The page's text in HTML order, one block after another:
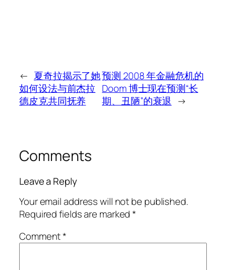
← 夏奇拉揭示了她
如何设法与前杰拉
德皮克共同抚养
预测 2008 年金融危机的
Doom 博士现在预测“长
期、丑陋”的衰退 →
Comments
Leave a Reply
Your email address will not be published.
Required fields are marked*
Comment*